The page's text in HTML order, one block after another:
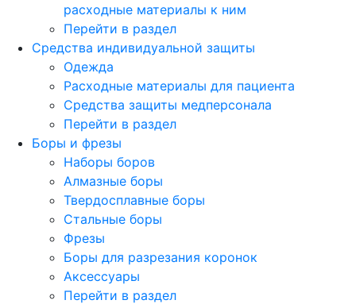
расходные материалы к ним
Перейти в раздел
Средства индивидуальной защиты
Одежда
Расходные материалы для пациента
Средства защиты медперсонала
Перейти в раздел
Боры и фрезы
Наборы боров
Алмазные боры
Твердосплавные боры
Стальные боры
Фрезы
Боры для разрезания коронок
Аксессуары
Перейти в раздел